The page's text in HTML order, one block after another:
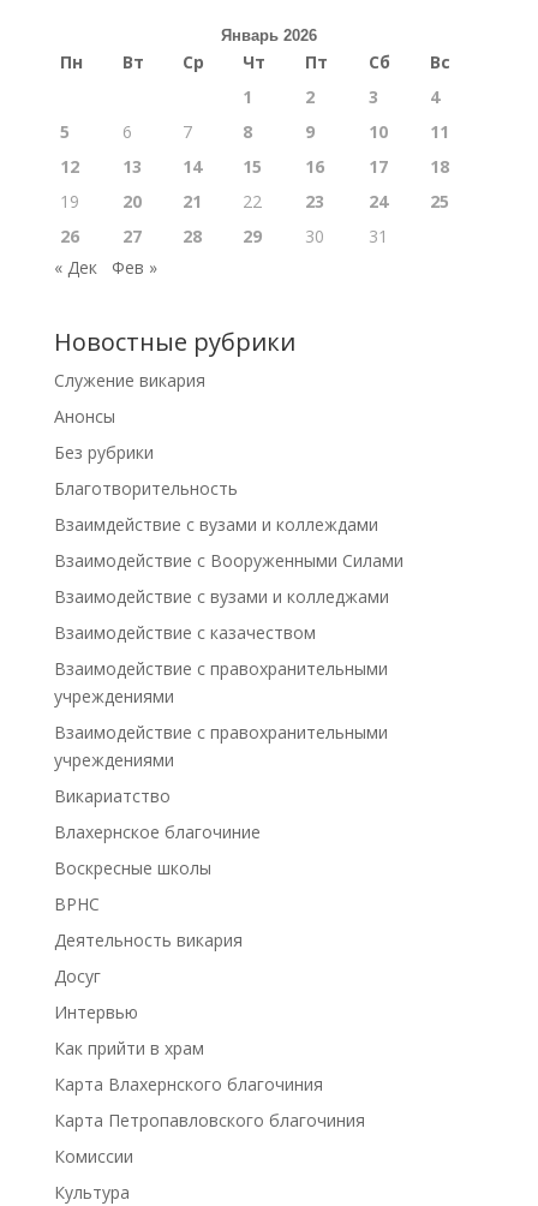
Январь 2026
Пн Вт Ср Чт Пт Сб
Вс
1
2 3
4
5
6 7 8 9 10
11
12
13 14 15 16 17
18
19
20 21 22 23 24
25
26
27 28 29 30
31
« Дек
Фев »
Новостные рубрики
Cлужение викария
Анонсы
Без рубрики
Благотворительность
Взаимдействие с вузами и коллеждами
Взаимодействие с Вооруженными Силами
Взаимодействие с вузами и колледжами
Взаимодействие с казачеством
Взаимодействие с правохранительными
учреждениями
Взаимодействие с правохранительными
учреждениями
Викариатство
Влахернское благочиние
Воскресные школы
ВРНС
Деятельность викария
Досуг
Интервью
Как прийти в храм
Карта Влахернского благочиния
Карта Петропавловского благочиния
Комиссии
Культура